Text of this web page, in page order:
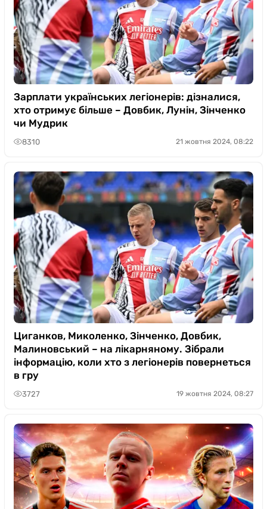
Зарплати українських легіонерів: дізналися,
хто отримує більше – Довбик, Лунін, Зінченко
чи Мудрик
8310 21 жовтня 2024, 08:22
Циганков, Миколенко, Зінченко, Довбик,
Малиновський – на лікарняному. Зібрали
інформацію, коли хто з легіонерів повернеться
в гру
3727 19 жовтня 2024, 08:27